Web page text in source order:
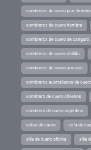
sombreros de cuero para
sombreros de cuero hombre
sombreros de cuero de canguro
sombreros de cuero chillán
sombreros de cuero amazon
sombreros australianos de
sombrero de cuero chilenos
sombrero de cuero argentino
sofas de cuero sofa de
silla de cuero oficina silla